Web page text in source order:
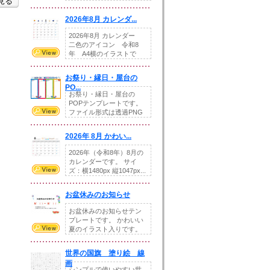
2026年8月 カレンダ...
2026年8月 カレンダー
二色のアイコン 令和8
年 A4横のイラストで
お祭り・縁日・屋台の
PO...
お祭り・縁日・屋台の
POPテンプレートです。
ファイル形式は透過PNG
2026年 8月 かわい...
2026年（令和8年）8月の
カレンダーです。 サイ
ズ：横1480px 縦1047px...
お盆休みのお知らせ
お盆休みのお知らせテン
プレートです。 かわいい
夏のイラスト入りです。
世界の国旗 塗り絵 線
画